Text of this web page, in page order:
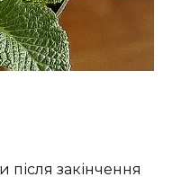
після закінчення